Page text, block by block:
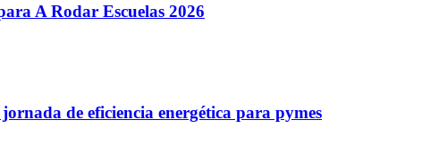
A Rodar Escuelas 2026
de eficiencia energética para pymes